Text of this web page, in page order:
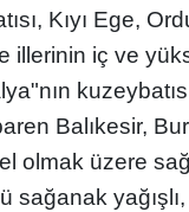
Kıyı Ege,
illerinin iç ve
Balıkesir,
olmak üzere
sağanak